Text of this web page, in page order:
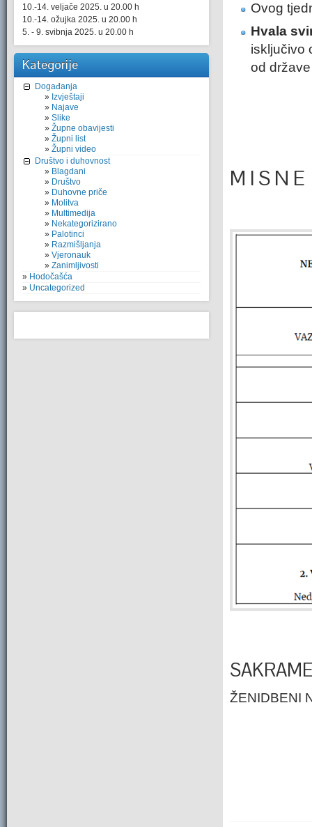
10.-14. veljače 2025. u 20.00 h
10.-14. ožujka 2025. u 20.00 h
5. - 9. svibnja 2025. u 20.00 h
Kategorije
Događanja
Izvještaji
Najave
Slike
Župne obavijesti
Župni list
Župni video
Društvo i duhovnost
Blagdani
Društvo
Duhovne priče
Molitva
Multimedija
Nekategorizirano
Palotinci
Razmišljanja
Vjeronauk
Zanimljivosti
Hodočašća
Uncategorized
Ovog
Hvala
isključivo
od
M I S N
ŽENIDBENI